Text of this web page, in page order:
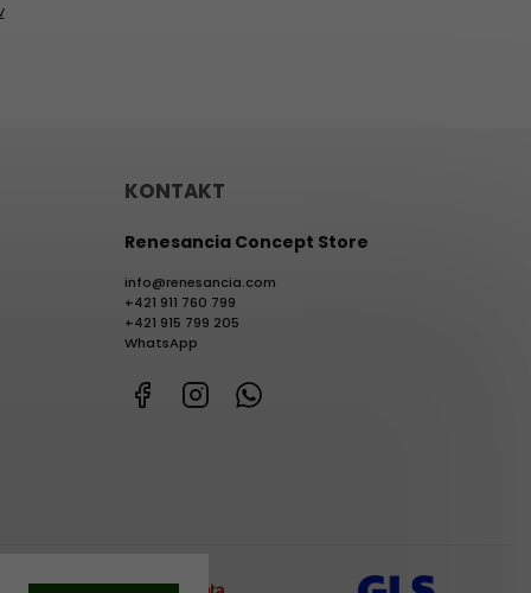
KONTAKT
Renesancia Concept Store
info@renesancia.com
+421 911 760 799
+421 915 799 205
WhatsApp
FacebookInstagram